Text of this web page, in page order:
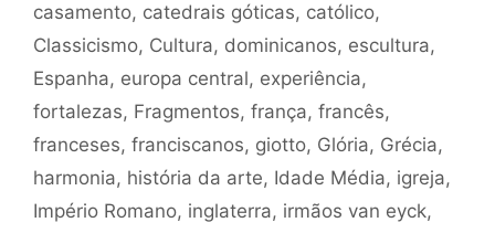
casamento, catedrais góticas, católico,
Classicismo, Cultura, dominicanos, escultura,
Espanha, europa central, experiência,
fortalezas, Fragmentos, frança, francês,
franceses, franciscanos, giotto, Glória, Grécia,
harmonia, história da arte, Idade Média, igreja,
Império Romano, inglaterra, irmãos van eyck,